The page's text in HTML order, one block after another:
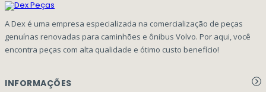
A Dex é uma empresa especializada na comercialização de peças
genuínas renovadas para caminhões e ônibus Volvo. Por aqui, você
encontra peças com alta qualidade e ótimo custo benefício!
INFORMAÇÕES